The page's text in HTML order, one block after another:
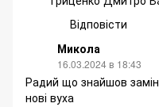
Відповісти
Микола
16.03.2024 в 18:43
Радий що знайшов
нові вуха